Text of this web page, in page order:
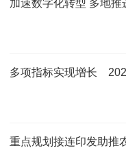
加速数字化转型 多地
多项指标实现增长
重点规划接连印发助推